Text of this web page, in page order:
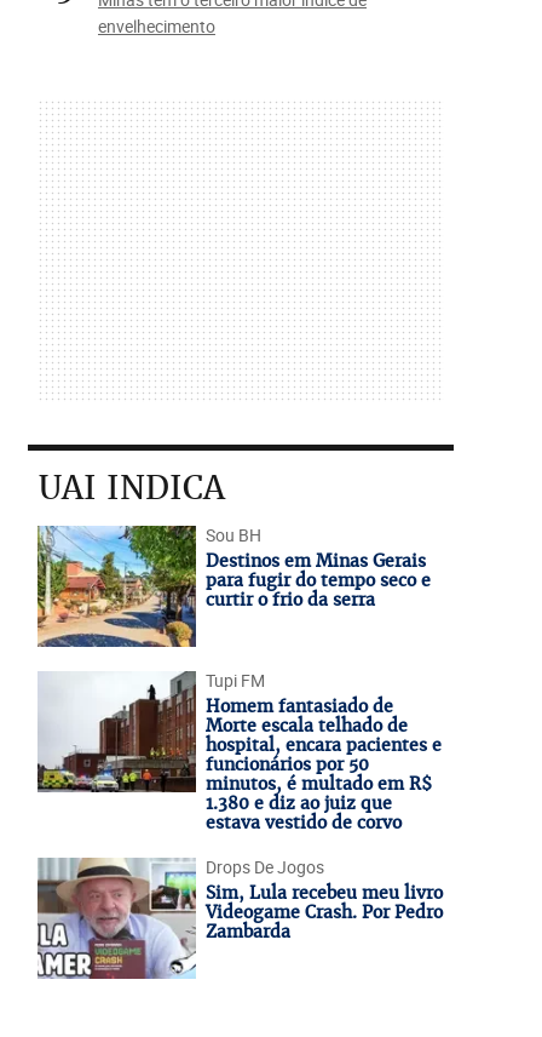
envelhecimento
UAI INDICA
Sou BH
Destinos em Minas Gerais
para fugir do tempo seco e
curtir o frio da serra
Tupi FM
Homem fantasiado de
Morte escala telhado de
hospital, encara pacientes e
funcionários por 50
minutos, é multado em R$
1.380 e diz ao juiz que
estava vestido de corvo
Drops De Jogos
Sim, Lula recebeu meu livro
Videogame Crash. Por Pedro
Zambarda